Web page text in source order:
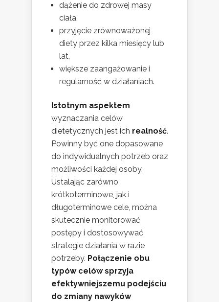
dążenie do zdrowej masy
ciała,
przyjęcie zrównoważonej
diety przez kilka miesięcy lub
lat,
większe zaangażowanie i
regularność w działaniach.
Istotnym aspektem
wyznaczania celów
dietetycznych jest ich realność.
Powinny być one dopasowane
do indywidualnych potrzeb oraz
możliwości każdej osoby.
Ustalając zarówno
krótkoterminowe, jak i
długoterminowe cele, można
skutecznie monitorować
postępy i dostosowywać
strategie działania w razie
potrzeby. Połączenie obu
typów celów sprzyja
efektywniejszemu podejściu
do zmiany nawyków